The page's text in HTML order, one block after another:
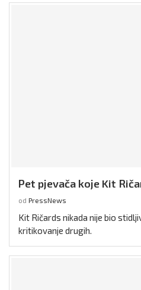
Pet pjevača koje Kit
od PressNews
Kit Ričards nikada nije bio
kritikovanje drugih.